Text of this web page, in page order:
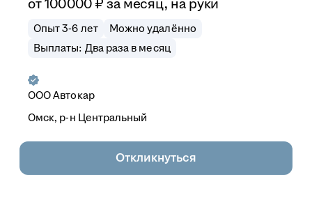
от100 000 ₽ за месяц, на руки
Опыт 3-6 лет
Можно удалённо
Выплаты: Два раза в месяц
ОООАвтокар
Омск, р-н Центральный
Откликнуться